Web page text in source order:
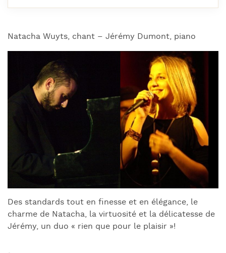
Natacha Wuyts, chant – Jérémy Dumont, piano
Des standards tout en finesse et en élégance, le
charme de Natacha, la virtuosité et la délicatesse de
Jérémy, un duo « rien que pour le plaisir »!